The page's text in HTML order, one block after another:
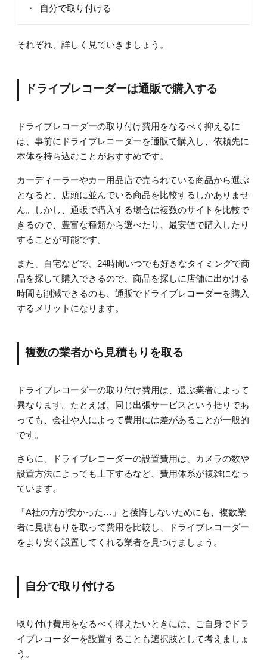
自分で取り付ける
それぞれ、詳しく見ていきましょう。
ドライブレコーダーは通販で購入する
ドライブレコーダーの取り付け費用をなるべく抑えるに
は、事前にドライブレコーダーを通販で購入し、依頼先に
本体を持ち込むことがおすすめです。
カーディーラーやカー用品店で売られている商品から選ぶ
となると、店頭に並んでいる商品を比較するしかありませ
ん。しかし、通販で購入する場合は複数のサイトを比較で
きるので、豊富な種類から選べたり、最安値で購入したり
することが可能です。
また、自宅などで、24時間いつでも好きなタイミングで商
品を探して購入できるので、商品を探しに店舗に出かける
時間も削減できるのも、通販でドライブレコーダーを購入
するメリットになります。
複数の業者から見積もりを取る
ドライブレコーダーの取り付け費用は、選ぶ業者によって
異なります。たとえば、同じ出張サービスという括りであ
っても、会社や人によって費用には差があることが一般的
です。
さらに、ドライブレコーダーの設置費用は、カメラの数や
設置方法によっても上下するなど、費用体系が複雑になっ
ています。
「A社の方が安かった…」と後悔しないためにも、複数業
者に見積もりを取って費用を比較し、ドライブレコーダー
をより安く設置してくれる業者を見つけましょう。
自分で取り付ける
取り付け費用をなるべく抑えたいときには、ご自身でドラ
イブレコーダーを設置することも選択肢として考えましょ
う。